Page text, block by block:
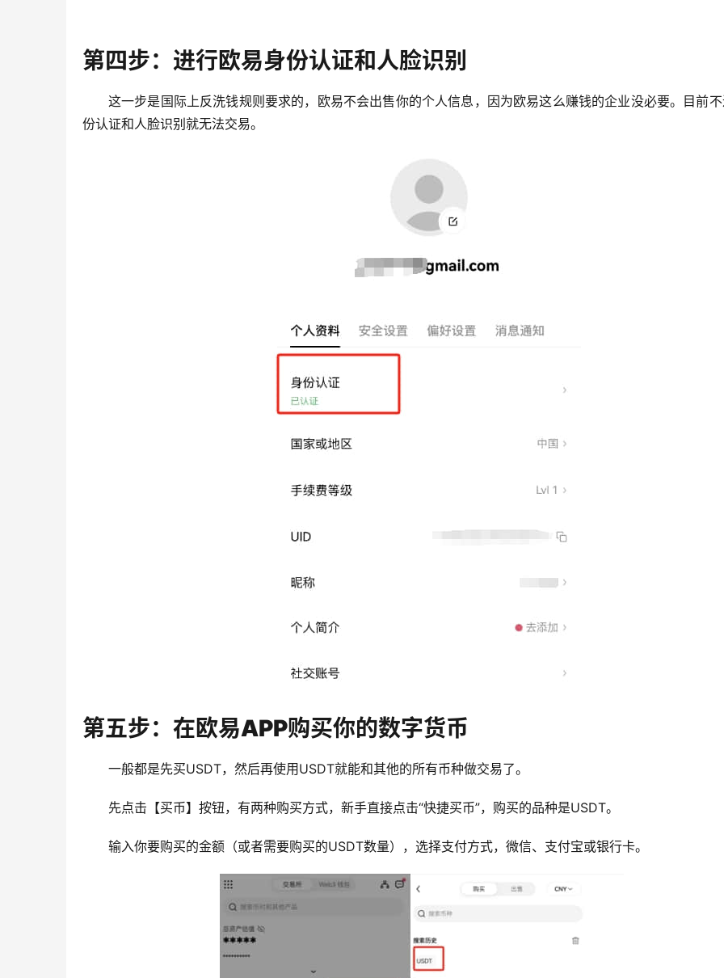
第四步：进行欧易身份认证和人脸识别
这一步是国际上反洗钱规则要求的，欧易不会出售你的个人信息，因为欧易这么赚钱的企业没必要。目前
份认证和人脸识别就无法交易。
第五步：在欧易APP购买你的数字货币
一般都是先买USDT，然后再使用USDT就能和其他的所有币种做交易了。
先点击【买币】按钮，有两种购买方式，新手直接点击“快捷买币”，购买的品种是USDT。
输入你要购买的金额（或者需要购买的USDT数量），选择支付方式，微信、支付宝或银行卡。